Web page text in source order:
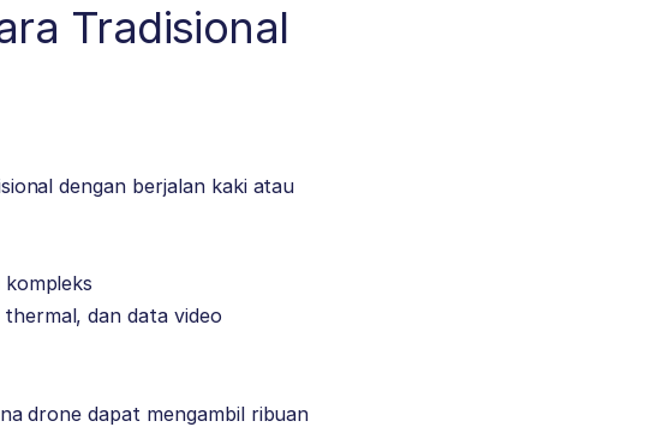
Tradisional
dengan berjalan kaki atau
dan data video
drone dapat mengambil ribuan